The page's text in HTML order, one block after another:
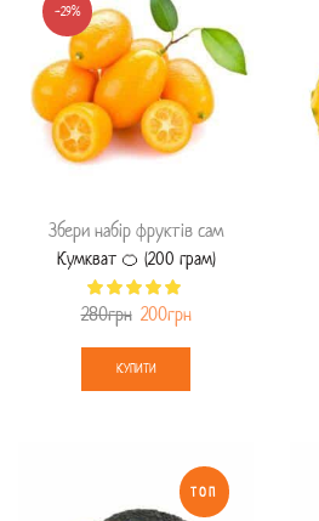
-29%
Збери набір фруктів сам
Кумкват 🍊 (200 грам)
280грн 200грн
КУПИТИ
ТОП